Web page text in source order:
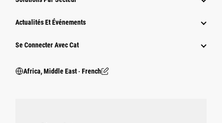
Actualités Et Événements
Se Connecter Avec Cat
Africa, Middle East ‧ French